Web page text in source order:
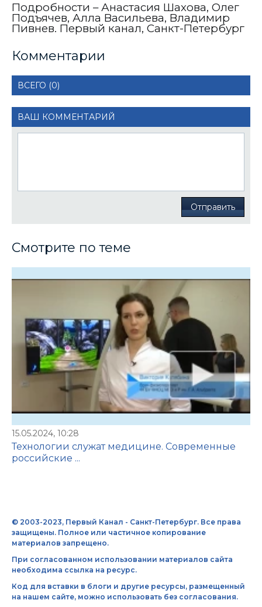
Подробности – Анастасия Шахова, Олег
Подъячев, Алла Васильева, Владимир
Пивнев. Первый канал, Санкт-Петербург
Комментарии
ВСЕГО (0)
ВАШ КОММЕНТАРИЙ
Отправить
Смотрите по теме
15.05.2024, 10:28
Технологии служат медицине. Современные
российские ...
© 2003-2023, Первый Канал - Санкт-Петербург. Все права
защищены. Полное или частичное копирование
материалов запрещено.
При согласованном использовании материалов сайта
необходима ссылка на ресурс.
Код для вставки в блоги и другие ресурсы, размещенный
на нашем сайте, можно использовать без согласования.